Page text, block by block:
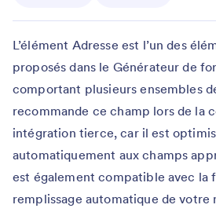
L’élément Adresse est l’un des
proposés dans le Générateur de
comportant plusieurs ensembles
recommande ce champ lors de la
intégration tierce, car il est
automatiquement aux champs
est également compatible avec la
remplissage automatique de votre